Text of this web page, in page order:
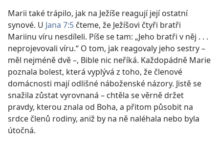
Marii také trápilo, jak na Ježíše reagují její ostatní
synové. U Jana 7:5 čteme, že Ježíšovi čtyři bratři
Mariinu víru nesdíleli. Píše se tam: „Jeho bratři v něj . . .
neprojevovali víru.“ O tom, jak reagovaly jeho sestry –
měl nejméně dvě –, Bible nic neříká. Každopádně Marie
poznala bolest, která vyplývá z toho, že členové
domácnosti mají odlišné náboženské názory. Jistě se
snažila zůstat vyrovnaná – chtěla se věrně držet
pravdy, kterou znala od Boha, a přitom působit na
srdce členů rodiny, aniž by na ně naléhala nebo byla
útočná.